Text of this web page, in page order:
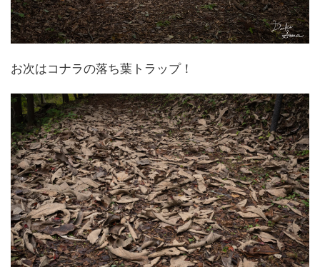
お次はコナラの落ち葉トラップ！